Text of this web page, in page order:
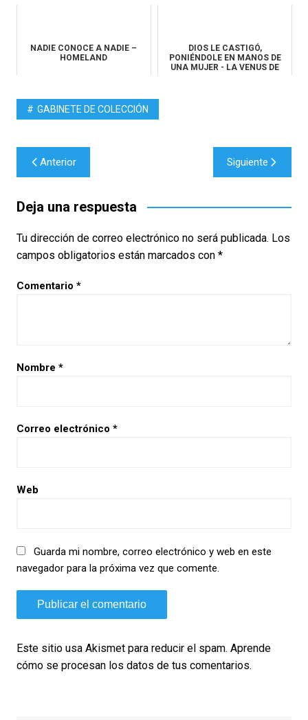
NADIE CONOCE A NADIE –
HOMELAND
DIOS LE CASTIGÓ,
PONIÉNDOLE EN MANOS DE
UNA MUJER - LA VENUS DE
GABINETE DE COLECCIÓN
Navegación
de
entradas
Anterior Siguiente
Deja una respuesta
Tu dirección de correo electrónico no será publicada. Los
campos obligatorios están marcados con *
Comentario *
Nombre *
Correo electrónico *
Web
Guarda mi nombre, correo electrónico y web en este
navegador para la próxima vez que comente.
Este sitio usa Akismet para reducir el spam. Aprende
cómo se procesan los datos de tus comentarios.